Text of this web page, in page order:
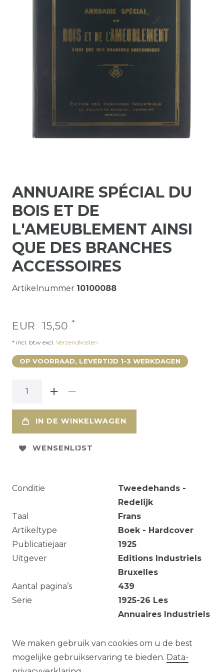
ANNUAIRE SPÉCIAL DU
BOIS ET DE
L'AMEUBLEMENT AINSI
QUE DES BRANCHES
ACCESSOIRES
Artikelnummer 10100088
EUR 15,50 *
* incl. btw excl. Verzendkosten
OP VOORRAAD, LEVERTIJD 1-3 WERKDAGEN
IN DE WINKELWAGEN
WENSENLIJST
Conditie
Tweedehands -
Redelijk
Taal
Frans
Artikeltype
Boek - Hardcover
Publicatiejaar
1925
Uitgever
Editions Industriels
Bruxelles
Aantal pagina’s
439
Serie
1925-26 Les
Annuaires Industriels
documentaires
We maken gebruik van cookies om u de best
mogelijke gebruikservaring te bieden. Data­